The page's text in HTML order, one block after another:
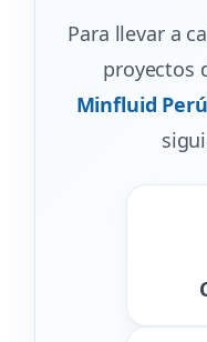
Para llevar a
proyectos
Minfluid Perú